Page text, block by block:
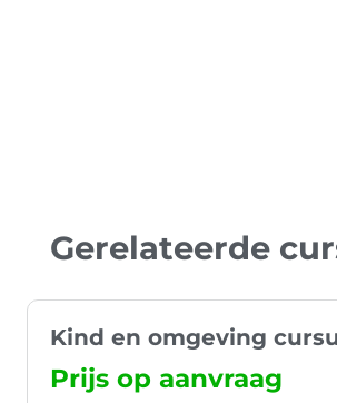
Gerelateerde
Kind en omgeving
Prijs op aanvraag